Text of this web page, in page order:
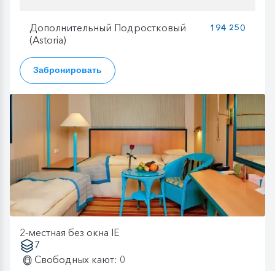
Дополнительный Подростковый
(Astoria)
194 250
Забронировать
2-местная без окна IE
7
Свободных кают: 0